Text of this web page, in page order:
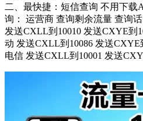
二、最快捷：短信查询 不用下载
询： 运营商 查询剩余流量 查询
发送CXLL到10010 发送CXYE到
动 发送CXLL到10086 发送CXYE
电信 发送CXLL到10001 发送